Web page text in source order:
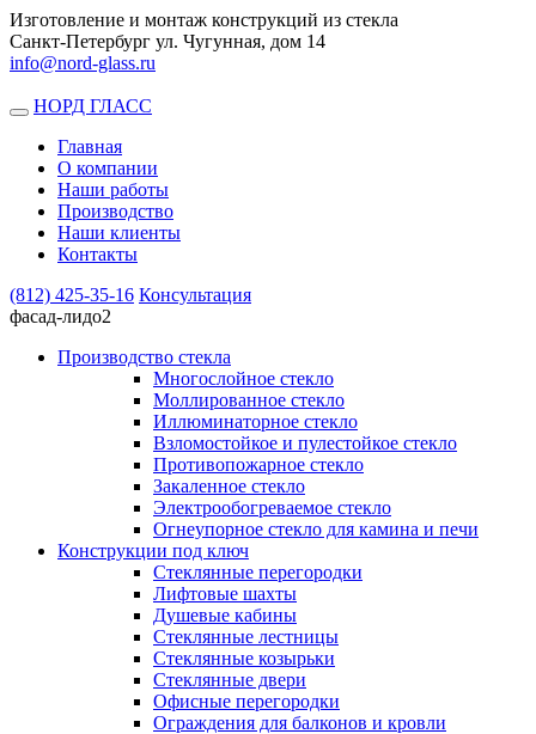
Изготовление и монтаж конструкций из стекла
Санкт-Петербург ул. Чугунная, дом 14
info@nord-glass.ru
Toggle
navigation
НОРД ГЛАСС
Главная
О компании
Наши работы
Производство
Наши клиенты
Контакты
(812) 425-35-16 Консультация
фасад-лидо2
Производство стекла
Многослойное стекло
Моллированное стекло
Иллюминаторное стекло
Взломостойкое и пулестойкое стекло
Противопожарное стекло
Закаленное стекло
Электрообогреваемое стекло
Огнеупорное стекло для камина и печи
Конструкции под ключ
Стеклянные перегородки
Лифтовые шахты
Душевые кабины
Cтеклянные лестницы
Cтеклянные козырьки
Cтеклянные двери
Офисные перегородки
Ограждения для балконов и кровли